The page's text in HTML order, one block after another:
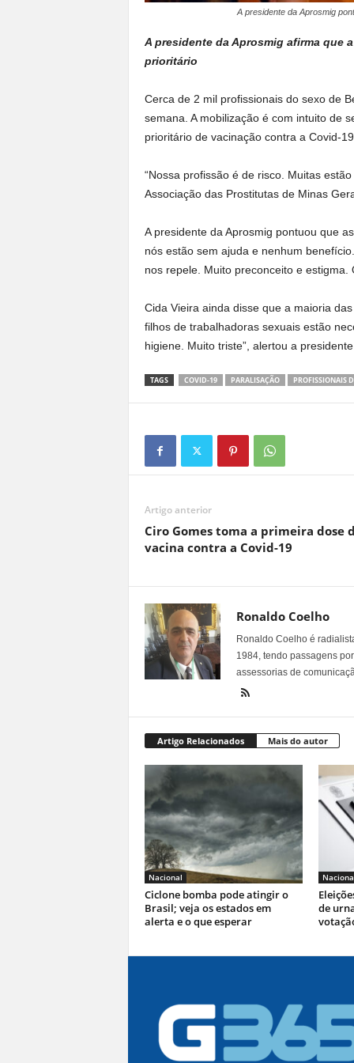
A presidente da Aprosmig
A presidente da Aprosmig afirma que
prioritário
Cerca de 2 mil profissionais do sexo de
semana. A mobilização é com intuito de
prioritário de vacinação contra a Covid-19.
“Nossa profissão é de risco. Muitas
Associação das Prostitutas de Minas
A presidente da Aprosmig pontuou que
nós estão sem ajuda e nenhum
nos repele. Muito preconceito e estigma.
Cida Vieira ainda disse que a maioria
filhos de trabalhadoras sexuais estão
higiene. Muito triste”, alertou a presidente
TAGS COVID-19 PARALISAÇÃO PROFISSIONAIS
Artigo anterior
Ciro Gomes toma a primeira dose
vacina contra a Covid-19
Ronaldo Coelho
Ronaldo Coelho é
1984, tendo passagens
assessorias de
Artigo Relacionados Mais do autor
Nacional
Ciclone bomba pode atingir o
Brasil; veja os estados em
alerta e o que esperar
de